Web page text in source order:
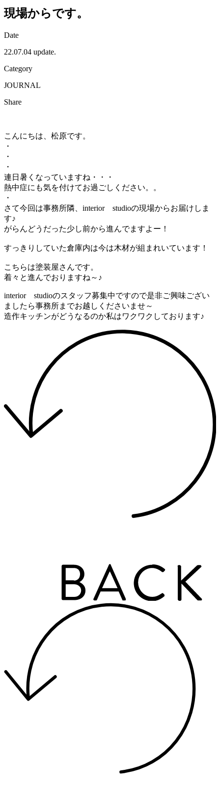
現場からです。
Date
22.07.04 update.
Category
JOURNAL
Share
こんにちは、松原です。
・
・
・
連日暑くなっていますね・・・
熱中症にも気を付けてお過ごしください。。
・
さて今回は事務所隣、interior studioの現場からお届けしま
す♪
がらんどうだった少し前から進んでますよー！
すっきりしていた倉庫内は今は木材が組まれいています！
こちらは塗装屋さんです。
着々と進んでおりますね～♪
interior studioのスタッフ募集中ですので是非ご興味ござい
ましたら事務所までお越しくださいませ～
造作キッチンがどうなるのか私はワクワクしております♪